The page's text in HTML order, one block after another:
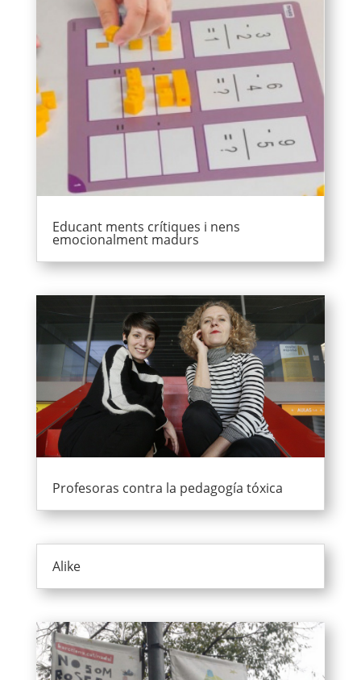
Educant ments crítiques i nens
emocionalment madurs
Profesoras contra la pedagogía tóxica
Alike